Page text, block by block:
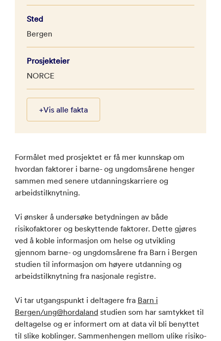
Sted
Bergen
Prosjekteier
NORCE
+Vis alle fakta
Formålet med prosjektet er få mer kunnskap om
hvordan faktorer i barne- og ungdomsårene henger
sammen med senere utdanningskarriere og
arbeidstilknytning.
Vi ønsker å undersøke betydningen av både
risikofaktorer og beskyttende faktorer. Dette gjøres
ved å koble informasjon om helse og utvikling
gjennom barne- og ungdomsårene fra Barn i Bergen
studien til informasjon om høyere utdanning og
arbeidstilknytning fra nasjonale registre.
Vi tar utgangspunkt i deltagere fra Barn i
Bergen/ung@hordaland studien som har samtykket til
deltagelse og er informert om at data vil bli benyttet
til slike koblinger. Sammenhengen mellom ulike risiko-